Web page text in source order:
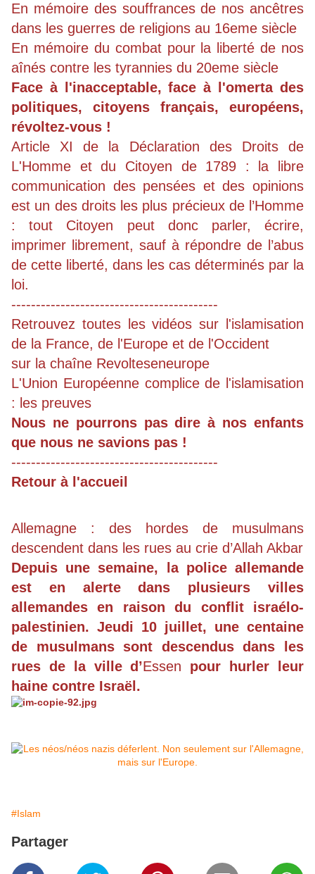
En mémoire des souffrances de nos ancêtres
dans les guerres de religions au 16eme siècle
En mémoire du combat pour la liberté de nos
aînés contre les tyrannies du 20eme siècle
Face à l'inacceptable, face à l'omerta des
politiques, citoyens français, européens,
révoltez-vous !
Article XI de la Déclaration des Droits de
L'Homme et du Citoyen de 1789
: la libre
communication des pensées et des opinions
est un des droits les plus précieux de l’Homme
: tout Citoyen peut donc parler, écrire,
imprimer librement, sauf à répondre de l’abus
de cette liberté, dans les cas déterminés par la
loi.
------------------------------------------
Retrouvez toutes les vidéos sur l'islamisation
de la France, de l'Europe et de l'Occident
sur la chaîne Revolteseneurope
L'Union Européenne complice de l'islamisation
: les preuves
Nous ne pourrons pas dire à nos enfants
que nous ne savions pas !
------------------------------------------
Retour à l'accueil
Allemagne : des hordes de musulmans
descendent dans les rues au crie d’Allah Akbar
Depuis une semaine, la police allemande
est en alerte dans plusieurs villes
allemandes en raison du conflit israélo-
palestinien. Jeudi 10 juillet, une centaine
de musulmans sont descendus dans les
rues de la ville d’Essen
pour hurler leur
haine contre Israël.
#Islam
Partager